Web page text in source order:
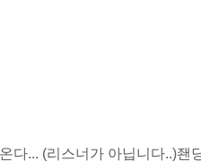
다... (리스너가 아닙니다..)좬